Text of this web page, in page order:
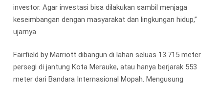
investor. Agar investasi bisa dilakukan sambil menjaga
keseimbangan dengan masyarakat dan lingkungan hidup,”
ujarnya.
Fairfield by Marriott dibangun di lahan seluas 13.715 meter
persegi di jantung Kota Merauke, atau hanya berjarak 553
meter dari Bandara Internasional Mopah. Mengusung